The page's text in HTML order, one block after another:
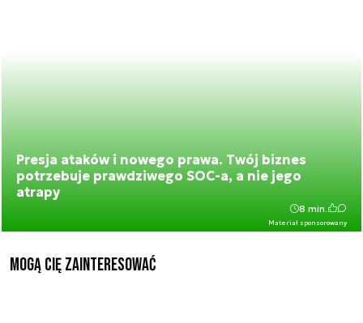
Presja ataków i nowego prawa. Twój biznes
potrzebuje prawdziwego SOC-a, a nie jego
atrapy
Materiał sponsorowany
8 min.
Mogą Cię zainteresować